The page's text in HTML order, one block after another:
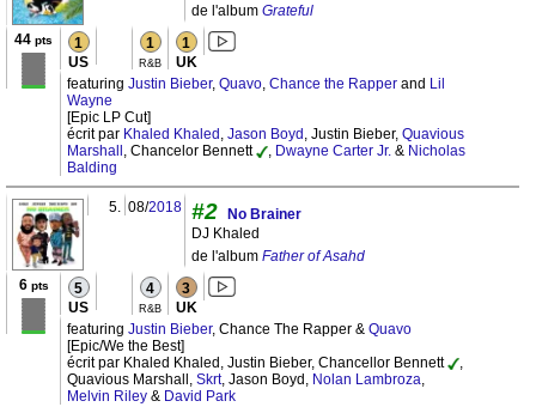
de l'album Grateful
44 pts 1
US
1
R&B
1
UK
featuring Justin Bieber, Quavo, Chance the Rapper and Lil
Wayne
[Epic LP Cut]
écrit par Khaled Khaled , Jason Boyd , Justin Bieber, Quavious
Marshall , Chancelor Bennett , Dwayne Carter Jr. & Nicholas
Balding
5. 08/2018 #2
No Brainer
DJ Khaled
de l'album Father of Asahd
6pts 5
US
4
R&B
3
UK
featuring Justin Bieber, Chance The Rapper & Quavo
[Epic/We the Best]
écrit par Khaled Khaled, Justin Bieber, Chancellor Bennett
,
Quavious Marshall, Skrt, Jason Boyd, Nolan Lambroza,
Melvin Riley & David Park